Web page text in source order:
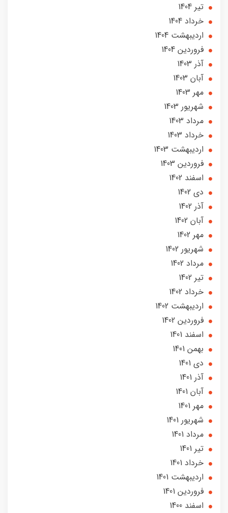
تير 1404
خرداد 1404
ارديبهشت 1404
فروردین 1404
آذر 1403
آبان 1403
مهر 1403
شهریور 1403
مرداد 1403
خرداد 1403
ارديبهشت 1403
فروردین 1403
اسفند 1402
دی 1402
آذر 1402
آبان 1402
مهر 1402
شهریور 1402
مرداد 1402
تير 1402
خرداد 1402
ارديبهشت 1402
فروردین 1402
اسفند 1401
بهمن 1401
دی 1401
آذر 1401
آبان 1401
مهر 1401
شهریور 1401
مرداد 1401
تير 1401
خرداد 1401
ارديبهشت 1401
فروردین 1401
اسفند 1400